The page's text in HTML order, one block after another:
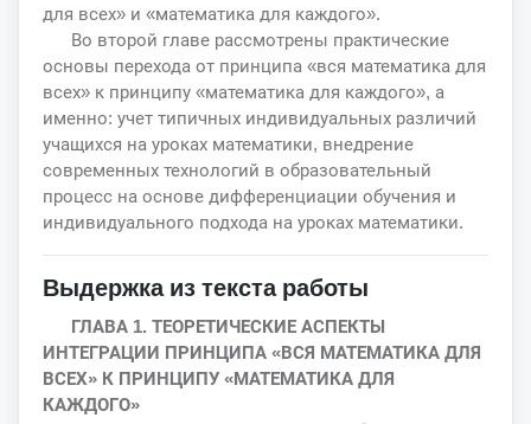
для всех» и «математика для каждого».
Во второй главе рассмотрены практические
основы перехода от принципа «вся математика для
всех» к принципу «математика для каждого», а
именно: учет типичных индивидуальных различий
учащихся на уроках математики, внедрение
современных технологий в образовательный
процесс на основе дифференциации обучения и
индивидуального подхода на уроках математики.
Выдержка из текста работы
ГЛАВА 1. ТЕОРЕТИЧЕСКИЕ АСПЕКТЫ
ИНТЕГРАЦИИ ПРИНЦИПА «ВСЯ МАТЕМАТИКА ДЛЯ
ВСЕХ» К ПРИНЦИПУ «МАТЕМАТИКА ДЛЯ
КАЖДОГО»